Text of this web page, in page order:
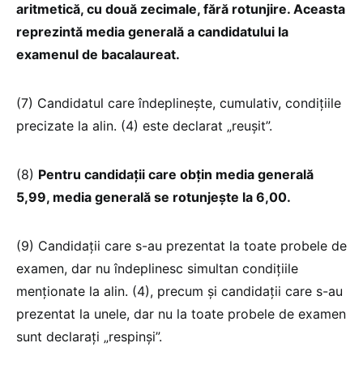
aritmetică, cu două zecimale, fără rotunjire. Aceasta
reprezintă media generală a candidatului la
examenul de bacalaureat.
(7) Candidatul care îndeplineşte, cumulativ, condiţiile
precizate la alin. (4) este declarat „reuşit”.
(8) Pentru candidaţii care obţin media generală
5,99, media generală se rotunjeşte la 6,00.
(9) Candidaţii care s-au prezentat la toate probele de
examen, dar nu îndeplinesc simultan condiţiile
menţionate la alin. (4), precum şi candidaţii care s-au
prezentat la unele, dar nu la toate probele de examen
sunt declaraţi „respinşi”.